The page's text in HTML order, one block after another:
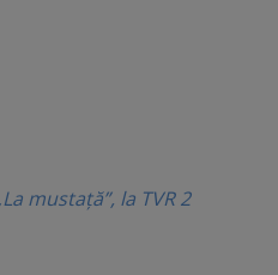
mustaţă”, la TVR 2